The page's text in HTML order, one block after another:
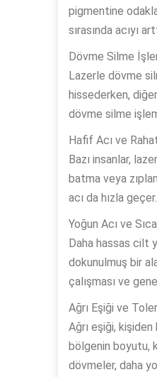
pigmentine
sırasında acıyı
Dövme Silme
Lazerle dövme
hissederken,
dövme silme
Hafif Acı ve
Bazı insanlar,
batma veya
acı da hızla geçer.
Yoğun Acı ve
Daha hassas cilt
dokunulmuş bir
çalışması ve
Ağrı Eşiği ve
Ağrı eşiği,
bölgenin boyutu,
dövmeler, daha